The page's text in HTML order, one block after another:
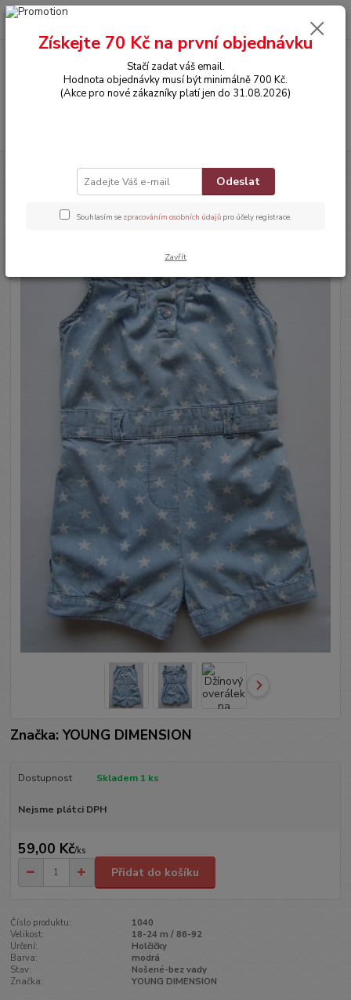
0,00 Kč
OBLEČENÍ Džínový overálek na ramínka
Džínový overálek na ramínka
Značka: YOUNG DIMENSION
Dostupnost Skladem 1 ks
Nejsme plátci DPH
59,00 Kč/ks
Přidat do košíku
Číslo produktu:
1040
Velikost:
18-24 m / 86-92
Určení:
Holčičky
Barva:
modrá
Stav:
Nošené-bez vady
Značka:
YOUNG DIMENSION
Získejte 70 Kč na první objednávku
Stačí zadat váš email.
Hodnota objednávky musí být minimálně 700 Kč.
(Akce pro nové zákazníky platí jen do 31.08.2026)
Odeslat
Souhlasím se zpracováním osobních údajů pro účely registrace.
Zavřít